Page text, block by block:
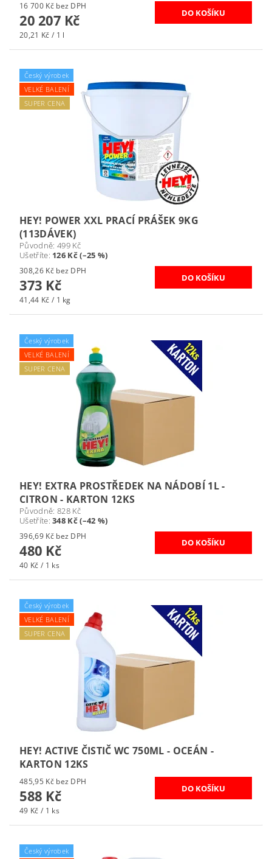
16 700 Kč bez DPH
20 207 Kč
20,21 Kč / 1 l
Český výrobek
VELKÉ BALENÍ
SUPER CENA
HEY! POWER XXL PRACÍ PRÁŠEK 9KG
(113DÁVEK)
Původně: 499 Kč
Ušetříte: 126 Kč (–25 %)
308,26 Kč bez DPH
373 Kč
41,44 Kč / 1 kg
Český výrobek
VELKÉ BALENÍ
SUPER CENA
HEY! EXTRA PROSTŘEDEK NA NÁDOBÍ 1L -
CITRON - KARTON 12KS
Původně: 828 Kč
Ušetříte:348 Kč (–42 %)
396,69 Kč bez DPH
480 Kč
40 Kč / 1 ks
Český výrobek
VELKÉ BALENÍ
SUPER CENA
HEY! ACTIVE ČISTIČ WC 750ML - OCEÁN -
KARTON 12KS
485,95 Kč bez DPH
588 Kč
49 Kč / 1 ks
Český výrobek